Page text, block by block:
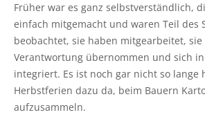
Früher war es ganz selbstverständlich,
einfach mitgemacht und waren Teil des
beobachtet, sie haben mitgearbeitet, sie
Verantwortung übernommen und sich
integriert. Es ist noch gar nicht so lange
Herbstferien dazu da, beim Bauern
aufzusammeln.